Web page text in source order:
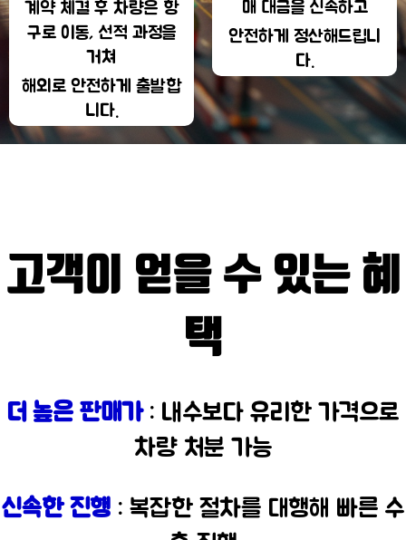
계약 체결 후 차량은 항
구로 이동, 선적 과정을
거쳐
해외로 안전하게 출발합
니다.
매 대금을 신속하고
안전하게 정산해드립니
다.
고객이 얻을 수 있는 혜
택
더 높은 판매가: 내수보다 유리한 가격으로
차량 처분 가능
신속한 진행 : 복잡한 절차를 대행해 빠른 수